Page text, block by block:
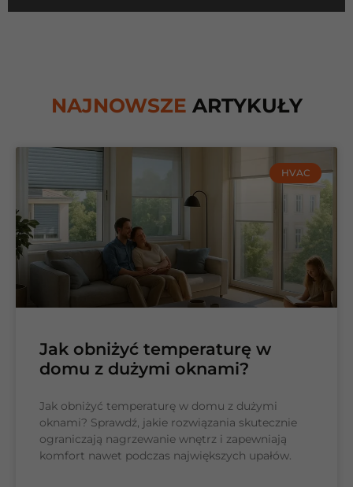
NAJNOWSZE ARTYKUŁY
HVAC
Jak obniżyć temperaturę w
domu z dużymi oknami?
Jak obniżyć temperaturę w domu z dużymi
oknami? Sprawdź, jakie rozwiązania skutecznie
ograniczają nagrzewanie wnętrz i zapewniają
komfort nawet podczas największych upałów.